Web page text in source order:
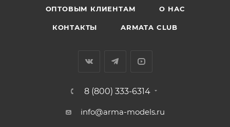
ОПТОВЫМ КЛИЕНТАМ О НАС
КОНТАКТЫ ARMATA CLUB
8 (800) 333-6314
info@arma-models.ru